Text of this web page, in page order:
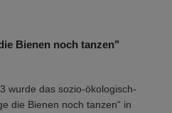
Bienen noch tanzen"
wurde das sozio-ökologisch-
die Bienen noch tanzen“ in